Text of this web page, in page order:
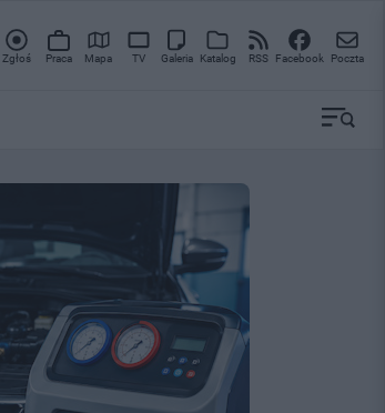
Zgłoś Praca Mapa TV Galeria Katalog RSS Facebook Poczta